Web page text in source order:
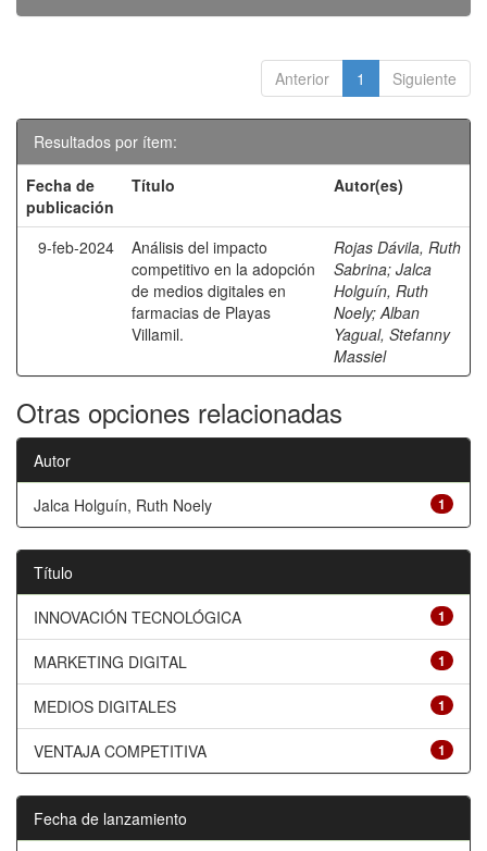
Anterior 1 Siguiente
Resultados por ítem:
Fecha de
publicación
Título Autor(es)
9-feb-2024
Análisis del impacto
competitivo en la adopción
de medios digitales en
farmacias de Playas
Villamil.
Rojas Dávila, Ruth
Sabrina; Jalca
Holguín, Ruth
Noely;Alban
Yagual, Stefanny
Massiel
Otras opciones relacionadas
Autor
1
Jalca Holguín, Ruth Noely
Título
1
INNOVACIÓN TECNOLÓGICA
1
MARKETING DIGITAL
1
MEDIOS DIGITALES
1
VENTAJA COMPETITIVA
Fecha de lanzamiento